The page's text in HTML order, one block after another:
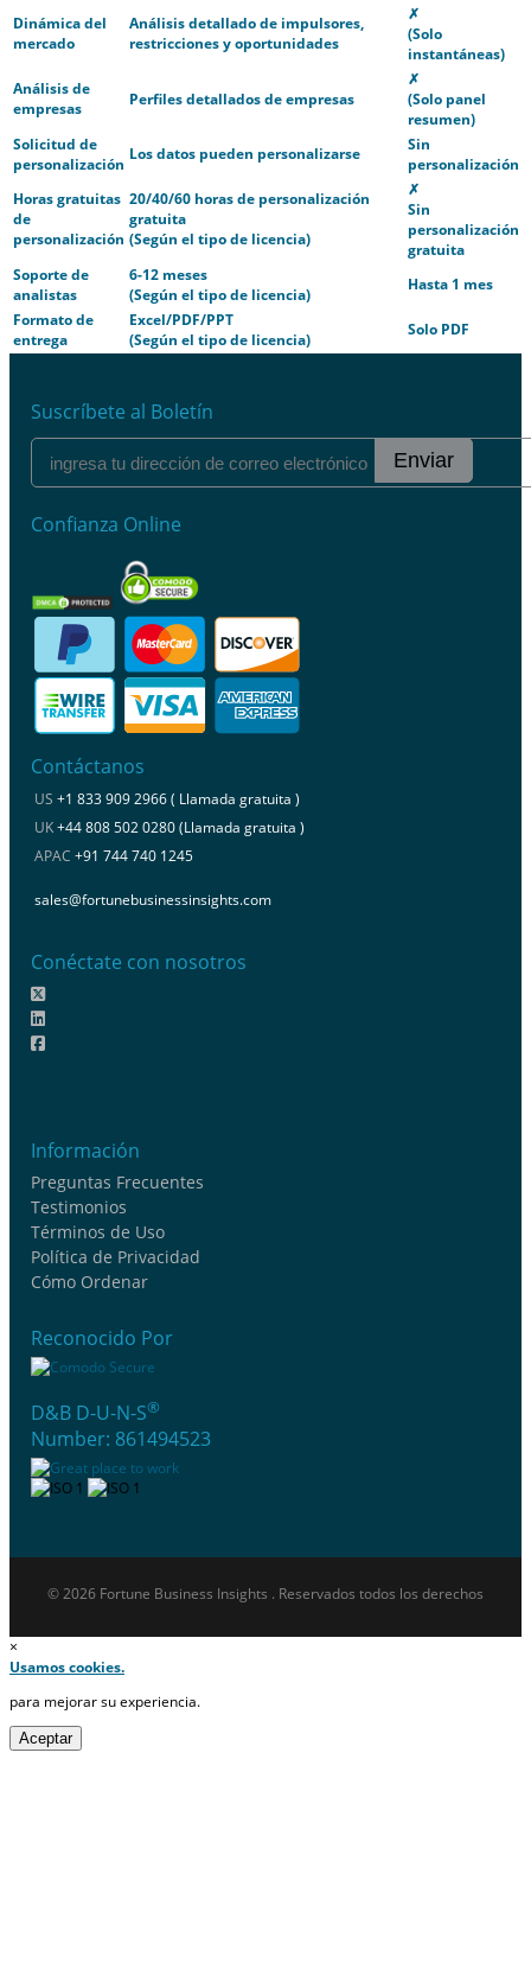
Dinámica del
mercado
Análisis detallado de impulsores,
restricciones y oportunidades
✗
(Solo
instantáneas)
Análisis de
empresas
Perfiles detallados de empresas
✗
(Solo panel
resumen)
Solicitud de
personalización
Los datos pueden personalizarse
Sin
personalización
Horas gratuitas
de
personalización
20/40/60 horas de personalización
gratuita
(Según el tipo de licencia)
✗
Sin
personalización
gratuita
Soporte de
analistas
6-12 meses
(Según el tipo de licencia)
Hasta 1 mes
Formato de
entrega
Excel/PDF/PPT
(Según el tipo de licencia)
Solo PDF
Suscríbete al Boletín
Enviar
Confianza Online
Contáctanos
US +1 833 909 2966 ( Llamada gratuita )
UK+44 808 502 0280 (Llamada gratuita )
APAC +91 744 740 1245
sales@fortunebusinessinsights.com
Conéctate con nosotros
Información
Preguntas Frecuentes
Testimonios
Términos de Uso
Política de Privacidad
Cómo Ordenar
Reconocido Por
D&B D-U-N-S®
Number: 861494523
© 2026 Fortune Business Insights . Reservados todos los derechos
×
Usamos cookies.
para mejorar su experiencia.
Aceptar